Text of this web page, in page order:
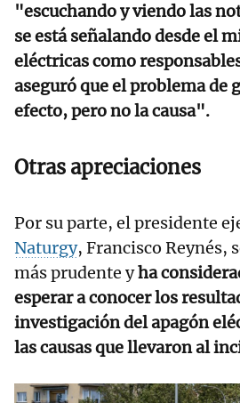
"escuchando y viendo las
se está señalando desde el
eléctricas como
aseguró que el problema de
efecto, pero no la causa".
Otras apreciaciones
Por su parte, el presidente
Naturgy, Francisco Reynés,
más prudente yha
esperar a conocer los
investigación del apagón
las causas que llevaron al